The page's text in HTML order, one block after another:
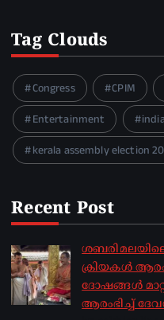
Tag Clouds
Congress CPIM
Entertainment
kerala assembly election
Recent Post
ക്രിയകൾ
ദോഷങ്ങൾ
ആരംഭിച്ച്